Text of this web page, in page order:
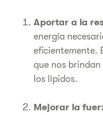
Aportar a la
energía
eficientemente.
que nos
los lípidos.
Mejorar la